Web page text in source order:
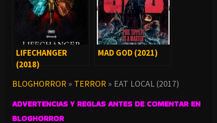
LIFECHANGER
(2018)
MAD GOD (2021)
BLOGHORROR » TERROR » EAT LOCAL (2017)
ADVERTENCIAS Y REGLAS ANTES DE COMENTAR EN
BLOGHORROR